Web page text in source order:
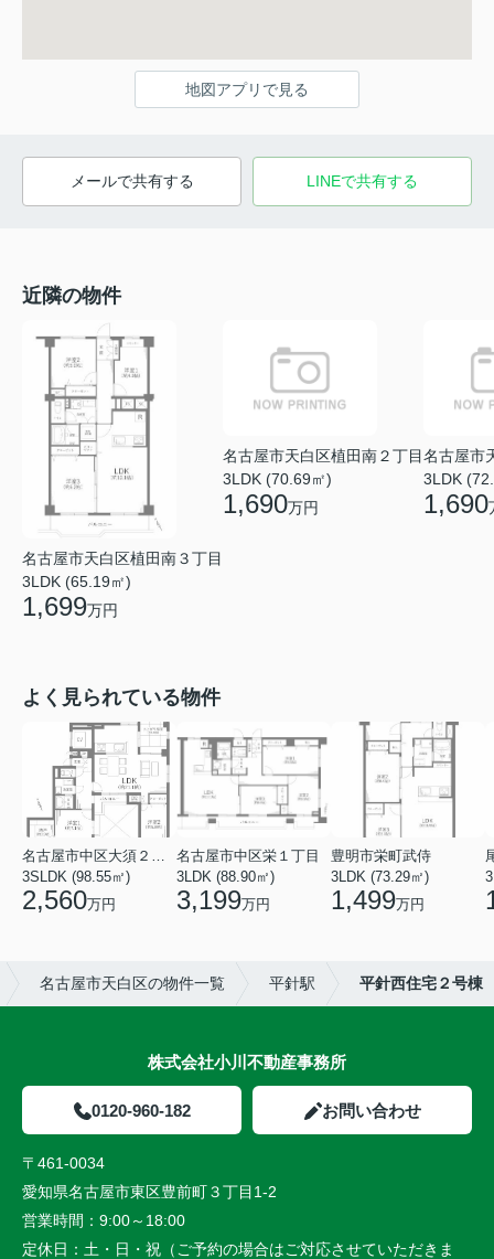
地図アプリで見る
メールで共有する LINEで共有する
近隣の物件
名古屋市天白区植田南３丁目
3LDK (65.19㎡)
1,699万円
名古屋市天白区植田南２丁目
3LDK (70.69㎡)
1,690万円
名古屋市
3LDK
1,690
よく見られている物件
3SLDK (98.55㎡)
2,560万円
名古屋市中区栄１丁目
3LDK (88.90㎡)
3,199万円
豊明市栄町武侍
3LDK (73.29㎡)
1,499万円
名古屋市天白区の物件一覧 平針駅 平針西住宅２号棟
株式会社小川不動産事務所
0120-960-182 お問い合わせ
〒461-0034
愛知県名古屋市東区豊前町３丁目1-2
営業時間： 9:00～18:00
定休日： 土・日・祝（ご予約の場合はご対応させていただきま